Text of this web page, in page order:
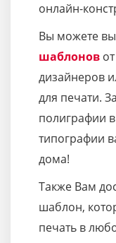
онлайн-
Вы можете
шаблонов
дизайнеров
для печати.
полиграфии
типографии
дома!
Также Вам
шаблон,
печать в